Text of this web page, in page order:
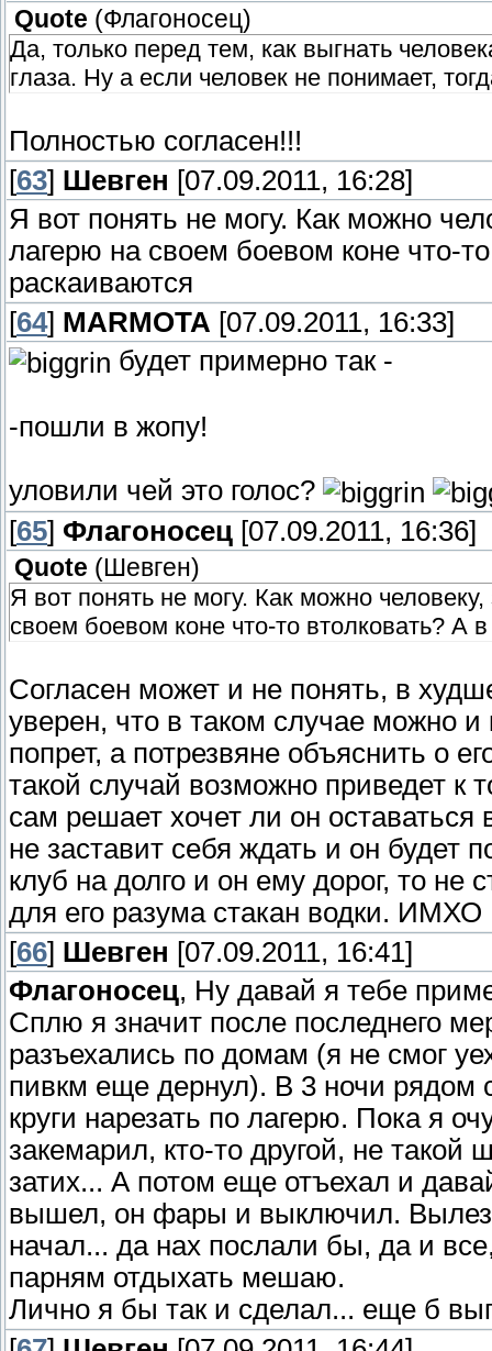
Quote (Флагоносец)
Да, только перед тем, как выгнать
глаза. Ну а если человек не понимает,
Полностью согласен!!!
[63] Шевген [07.09.2011, 16:28]
Я вот понять не могу. Как можно
лагерю на своем боевом коне что-
раскаиваются
[64] MARMOTA [07.09.2011, 16:33]
будет примерно так -
-пошли в жопу!
уловили чей это голос?
[65] Флагоносец [07.09.2011, 16:36]
Quote ( Шевген)
Я вот понять не могу. Как можно
своем боевом коне что-то втолковать? А
Согласен может и не понять, в
уверен, что в таком случае можно
попрет, а потрезвяне объяснить о
такой случай возможно приведет к
сам решает хочет ли он
не заставит себя ждать и он будет
клуб на долго и он ему дорог, то не
для его разума стакан водки. ИМХО
[66] Шевген [07.09.2011, 16:41]
Флагоносец, Ну давай я тебе
Сплю я значит после последнего
разъехались по домам (я не смог
пивкм еще дернул). В 3 ночи рядом
круги нарезать по лагерю. Пока я
закемарил, кто-то другой, не
затих... А потом еще отъехал и
вышел, он фары и выключил. Вылез
начал... да нах послали бы, да и
парням отдыхать мешаю.
Лично я бы так и сделал... еще б